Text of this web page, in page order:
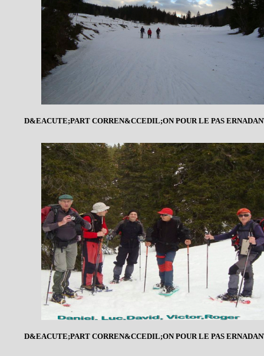
D&EACUTE;PART CORREN&CCEDIL;ON POUR LE PAS
D&EACUTE;PART CORREN&CCEDIL;ON POUR LE PAS